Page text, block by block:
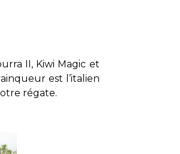
II, Kiwi Magic et
est l’italien
régate.